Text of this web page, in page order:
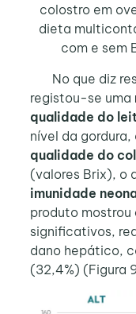
colostro em
dieta
com e sem
No que diz
registou-se uma
qualidade do
nível da gordura,
qualidade do
(valores Brix), o
imunidade
produto mostrou
significativos,
dano hepático,
(32,4%) (Figura